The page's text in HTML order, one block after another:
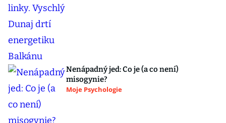
Nenápadný jed: Co je (a co není)
misogynie?
Moje Psychologie